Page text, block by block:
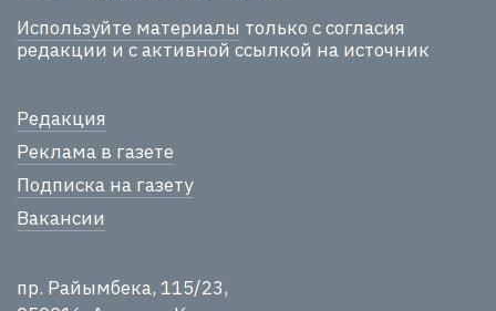
Используйте материалы только с согласия
редакции и с активной ссылкой на источник
Редакция
Реклама в газете
Подписка на газету
Вакансии
пр. Райымбека, 115/23,